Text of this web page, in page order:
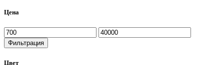
Цена
Минимальная
цена
Максимальная
цена
Фильтрация
Цвет